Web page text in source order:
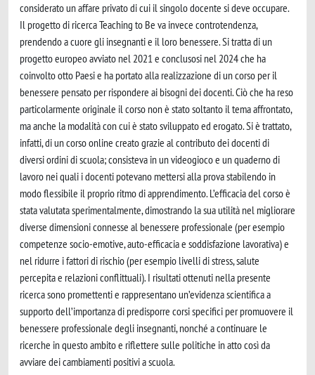
considerato un affare privato di cui il singolo docente si deve occupare.
Il progetto di ricerca Teaching to Be va invece controtendenza,
prendendo a cuore gli insegnanti e il loro benessere. Si tratta di un
progetto europeo avviato nel 2021 e conclusosi nel 2024 che ha
coinvolto otto Paesi e ha portato alla realizzazione di un corso per il
benessere pensato per rispondere ai bisogni dei docenti. Ciò che ha reso
particolarmente originale il corso non è stato soltanto il tema affrontato,
ma anche la modalità con cui è stato sviluppato ed erogato. Si è trattato,
infatti, di un corso online creato grazie al contributo dei docenti di
diversi ordini di scuola; consisteva in un videogioco e un quaderno di
lavoro nei quali i docenti potevano mettersi alla prova stabilendo in
modo flessibile il proprio ritmo di apprendimento. L’efficacia del corso è
stata valutata sperimentalmente, dimostrando la sua utilità nel migliorare
diverse dimensioni connesse al benessere professionale (per esempio
competenze socio-emotive, auto-efficacia e soddisfazione lavorativa) e
nel ridurre i fattori di rischio (per esempio livelli di stress, salute
percepita e relazioni conflittuali). I risultati ottenuti nella presente
ricerca sono promettenti e rappresentano un’evidenza scientifica a
supporto dell’importanza di predisporre corsi specifici per promuovere il
benessere professionale degli insegnanti, nonché a continuare le
ricerche in questo ambito e riflettere sulle politiche in atto così da
avviare dei cambiamenti positivi a scuola.